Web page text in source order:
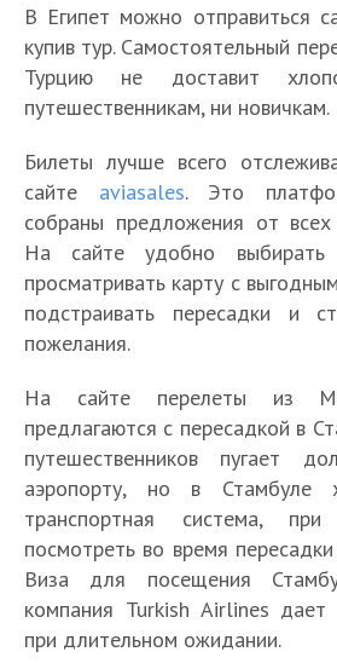
В Египет можно отправиться
купив тур. Самостоятельный
Турцию не доставит
путешественникам, ни новичкам.
Билеты лучше всего
сайте aviasales. Это
собраны предложения от всех
На сайте удобно выбирать
просматривать карту с
подстраивать пересадки и
пожелания.
На сайте перелеты из
предлагаются с пересадкой в
путешественников пугает
аэропорту, но в Стамбуле
транспортная система,
посмотреть во время
Виза для посещения
компания Turkish Airlines дает
при длительном ожидании.